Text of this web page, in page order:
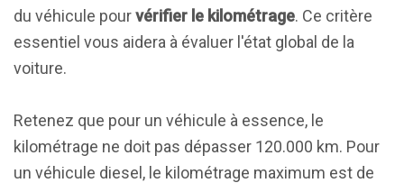
du véhicule pourvérifier le kilométrage. Ce critère
essentiel vous aidera à évaluer l'état global de la
voiture.
Retenez que pour un véhicule à essence, le
kilométrage ne doit pas dépasser 120.000 km. Pour
un véhicule diesel, le kilométrage maximum est de